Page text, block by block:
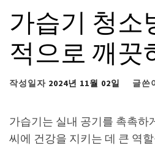
가습기 청소
적으로 깨끗
작성일자 2024년 11월 02일 글쓴
가습기는 실내 공기를 촉촉하
씨에 건강을 지키는 데 큰 역